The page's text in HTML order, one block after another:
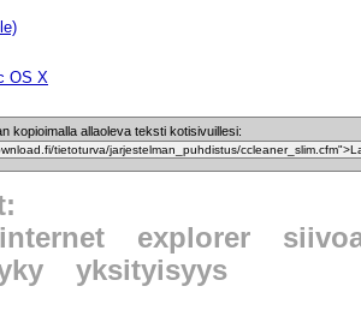
OS X
kopioimalla allaoleva teksti kotisivuillesi:
internet explorer
yksityisyys